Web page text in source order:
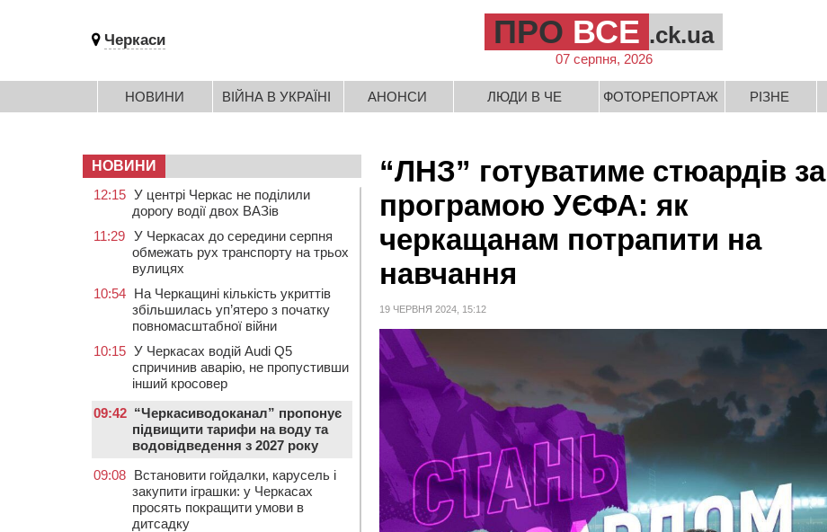
Черкаси ПРО ВСЕ .ck.ua
07 серпня, 2026
НОВИНИ ВІЙНА В УКРАЇНІ АНОНСИ ЛЮДИ В ЧЕ ФОТОРЕПОРТАЖ РІЗНЕ
“ЛНЗ” готуватиме стюардів за
програмою УЄФА: як
черкащанам потрапити на
навчання
19 ЧЕРВНЯ 2024, 15:12
НОВИНИ
12:15 У центрі Черкас не поділили
дорогу водії двох ВАЗів
11:29 У Черкасах до середини серпня
обмежать рух транспорту на трьох
вулицях
10:54 На Черкащині кількість укриттів
збільшилась уп’ятеро з початку
повномасштабної війни
10:15 У Черкасах водій Audi Q5
спричинив аварію, не пропустивши
інший кросовер
09:42 “Черкасиводоканал” пропонує
підвищити тарифи на воду та
водовідведення з 2027 року
09:08 Встановити гойдалки, карусель і
закупити іграшки: у Черкасах
просять покращити умови в
дитсадку